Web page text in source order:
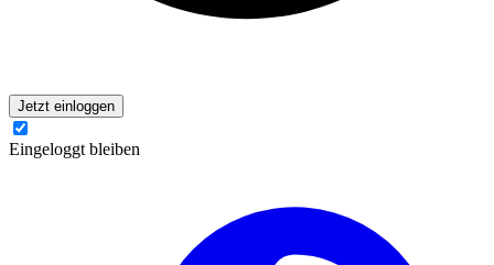
Jetzt einloggen
Eingeloggt bleiben